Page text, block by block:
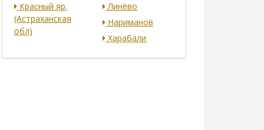
Красный яр.
(Астраханская
обл)
Линёво
Нариманов
Харабали